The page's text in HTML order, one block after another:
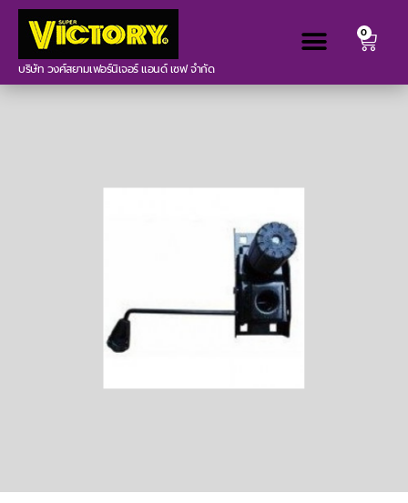
บริษัท วงศ์สยามเฟอร์นิเจอร์ แอนด์ เซฟ จำกัด
0